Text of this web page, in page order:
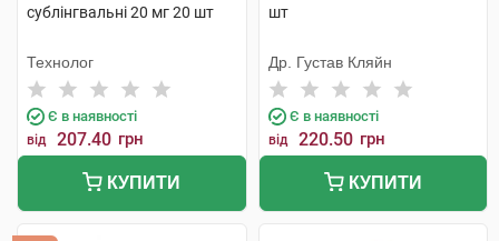
сублінгвальні 20 мг 20 шт
Технолог
Є в наявності
від 207.40 грн
КУПИТИ
шт
Др. Густав Кляйн
Є в наявності
від 220.50 грн
КУПИТИ